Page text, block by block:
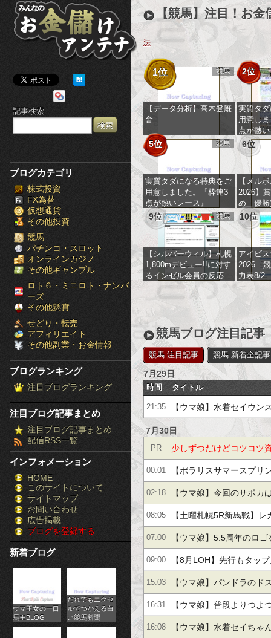
み
ん
な
の
お
金
儲
け
ア
ン
ナ
［ブ
ロ
グ
ラ
ン
キ
ン
グ］-
株
FX
競
馬
パ
チ
ス
ロ
記事検索
ブログカテゴリ
株式投資
FX為替
仮想通貨
その他投資
競馬
パチンコ・スロット
オンラインカジノ
その他ギャンブル
ロト６・ミニロト・ナンバ
ーズ
その他懸賞
せどり・転売
アフィリエイト
その他副業・お金情報
ブログランキング
注目ブログランキング
注目ブログ記事まとめ
注目ブログ記事まとめ
配信RSS一覧
インフォメーション
HOME
このサイトについて
サイトマップ
お問い合わせ
広告掲載
ブログを登録する
新着ブログ
ウマ王女の一口
馬主BLOG
だれでもエクセ
ルでつかえる白
い競馬新聞
【競馬】注目！お
法
1位 競馬
【データ分析】高木登厩
舎
2位
実質タ
用意し
点が熱
5位 競馬
実質タダになる特典をご
用意しました。『枠連3
点が熱いレース』
6位
【メル
2026】
め｜優
億円以
9位 競馬
【シルバーウィル】札幌
1,800mデビュー!!に対す
るインゼル会員の反応
10位
アイビ
2026 競
力表8/2
競馬ブログ注目記事
競馬 注目記事 競馬 新着全記事
7月29日
時間 タイトル
21:35 【ウマ娘】水着セイウン
━━━━(ﾟ∀ﾟ)━━━━!! こ
の予感…
7月30日
PR 少しずつだけどコツコツ
公開！月利10％の投資手
00:01 【ポラリスサマースプリ
競馬】過去勝ち馬・傾向
02:18 【ウマ娘】今回のサポカ
08:05 【土曜札幌5R新馬戦】
＆横山和生騎手がｷﾀ
∀ﾟ)━━━━!!
07:00 【ウマ娘】5.5周年のロ
09:00 【8月LOH】先行もタッ
たほうがいいのだろうか
15:03 【ウマ娘】パンドラのド
デカパイ水着のモデリン
16:31 【ウマ娘】普段よりつよ
ゃん
16:08 【ウマ娘】水着セイちゃ